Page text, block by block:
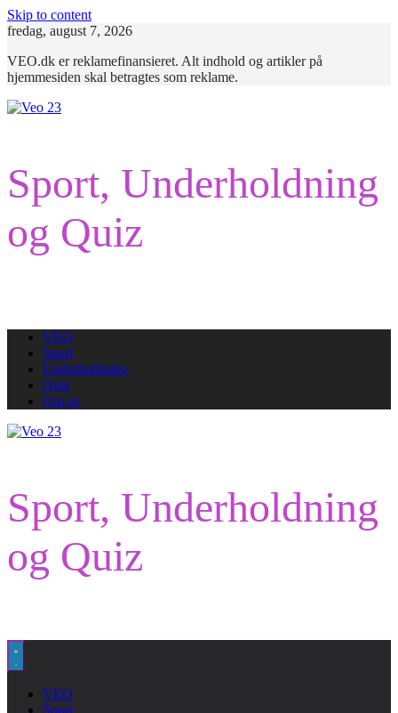
Skip to content
fredag, august 7, 2026
VEO.dk er reklamefinansieret. Alt indhold og artikler på
hjemmesiden skal betragtes som reklame.
Sport, Underholdning
og Quiz
VEO
Sport
Underholdning
Quiz
Om os
Sport, Underholdning
og Quiz
VEO
Sport